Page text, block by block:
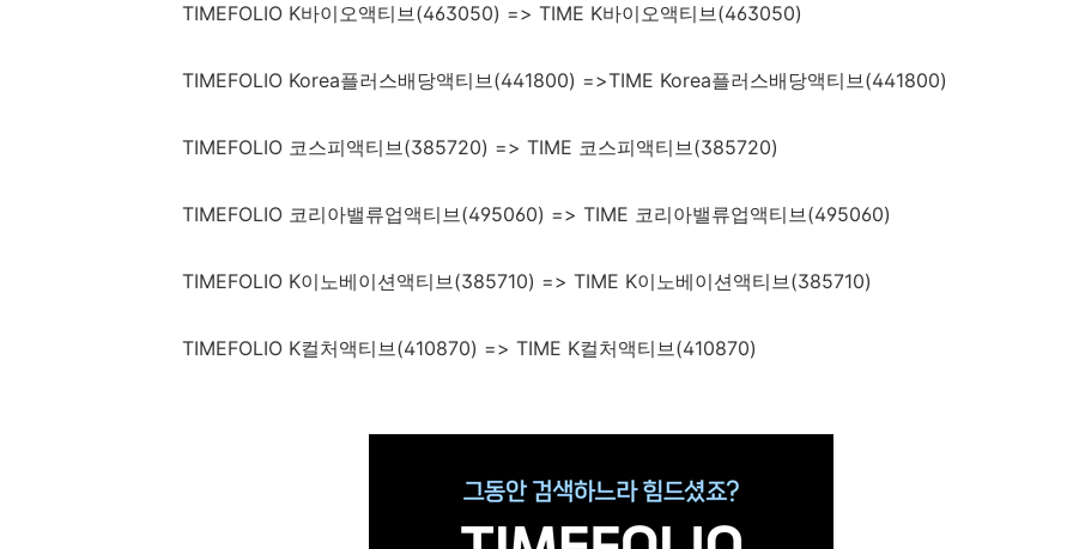
TIMEFOLIO K바이오액티브(463050) => TIME K바이오액티브(463050)
TIMEFOLIO Korea플러스배당액티브(441800) =>TIME Korea플러스배당액티브(441800)
TIMEFOLIO 코스피액티브(385720) => TIME 코스피액티브(385720)
TIMEFOLIO 코리아밸류업액티브(495060) => TIME 코리아밸류업액티브(495060)
TIMEFOLIO K이노베이션액티브(385710) => TIME K이노베이션액티브(385710)
TIMEFOLIO K컬처액티브(410870) => TIME K컬처액티브(410870)